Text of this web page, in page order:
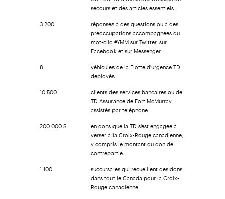
secours et des articles essentiels
3 200
réponses à des questions ou à des
préoccupations accompagnées du
mot-clic #YMM sur Twitter, sur
Facebook et sur Messenger
8
véhicules de la Flotte d'urgence TD
déployés
10 500
clients des services bancaires ou de
TD Assurance de Fort McMurray
assistés par téléphone
200 000 $
en dons que la TD s'est engagée à
verser à la Croix-Rouge canadienne,
y compris le montant du don de
contrepartie
1 100
succursales qui recueillent des dons
dans tout le Canada pour la Croix-
Rouge canadienne